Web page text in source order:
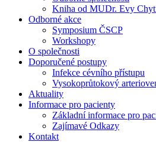
Kniha od MUDr. Evy
Odborné akce
Symposium ČSCP
Workshopy
O společnosti
Doporučené postupy
Infekce cévního přístupu
Vysokoprůtokový
Aktuality
Informace pro pacienty
Základní informace pro
Zajímavé Odkazy
Kontakt